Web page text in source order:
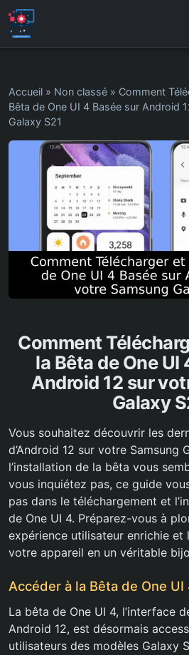
Accueil » Non classé » Comment
Bêta de One UI 4 Basée sur Android
Galaxy S21
Comment
la Bêta de One UI
Android 12 sur
Galaxy
Vous souhaitez découvrir les
d’Android 12 sur votre Samsung
l’installation de la bêta vous
vous inquiétez pas, ce guide
pas dans le téléchargement et
de One UI 4. Préparez-vous à
expérience utilisateur enrichie
votre appareil en un véritable
Accéder à la Bêta de One UI
La bêta de One UI 4, l’interface
Android 12, est désormais
utilisateurs des modèles Galaxy